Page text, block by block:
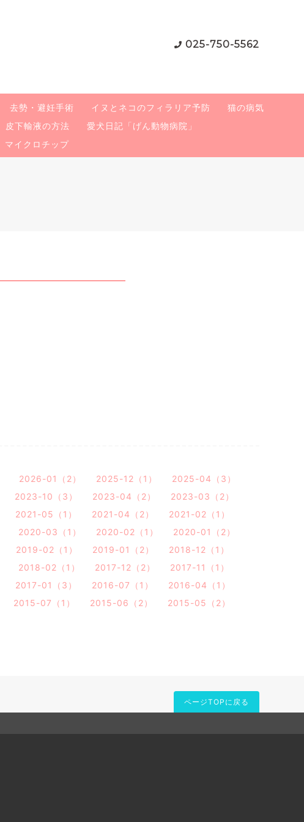
025-750-5562
去勢・避妊手術 イヌとネコのフィラリア予防
猫の病気
皮下輸液の方法
愛犬日記「げん動物病院」
マイクロチップ
2026-01（2） 2025-12（1）
2025-04（3）
2023-10（3） 2023-04（2）
2023-03（2）
2021-05（1） 2021-04（2）
2021-02（1）
2020-03（1） 2020-02（1）
2020-01（2）
2019-02（1） 2019-01（2）
2018-12（1）
2018-02（1） 2017-12（2）
2017-11（1）
2017-01（3） 2016-07（1）
2016-04（1）
2015-07（1） 2015-06（2）
2015-05（2）
ページTOPに戻る